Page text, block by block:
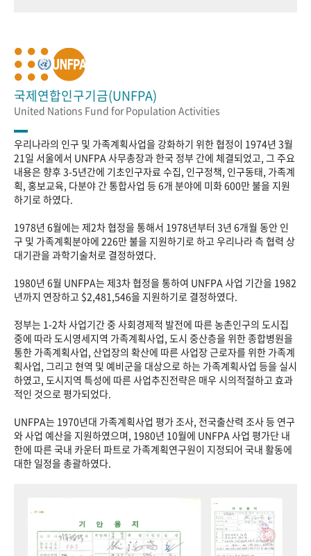
국제연합인구기금(UNFPA)
United Nations Fund for Population Activities
우리나라의 인구 및 가족계획사업을 강화하기 위한 협정이 1974년 3월
21일 서울에서 UNFPA 사무총장과 한국 정부 간에 체결되었고, 그 주요
내용은 향후 3-5년간에 기초인구자료 수집, 인구정책, 인구동태, 가족계
획, 홍보교육, 다분야 간 통합사업 등 6개 분야에 미화 600만 불을 지원
하기로 하였다.
1978년 6월에는 제2차 협정을 통해서 1978년부터 3년 6개월 동안 인
구 및 가족계획분야에 226만 불을 지원하기로 하고 우리나라 측 협력 상
대기관을 과학기술처로 결정하였다.
1980년 6월 UNFPA는 제3차 협정을 통하여 UNFPA 사업 기간을 1982
년까지 연장하고 $2,481,546을 지원하기로 결정하였다.
정부는 1-2차 사업기간 중 사회경제적 발전에 따른 농촌인구의 도시집
중에 따라 도시영세지역 가족계획사업, 도시 중산층을 위한 종합병원을
통한 가족계획사업, 산업장의 확산에 따른 사업장 근로자를 위한 가족계
획사업, 그리고 현역 및 예비군을 대상으로 하는 가족계획사업 등을 실시
하였고, 도시지역 특성에 따른 사업추진전략은 매우 시의적절하고 효과
적인 것으로 평가되었다.
UNFPA는 1970년대 가족계획사업 평가 조사, 전국출산력 조사 등 연구
와 사업 예산을 지원하였으며, 1980년 10월에 UNFPA 사업 평가단 내
한에 따른 국내 카운터 파트로 가족계획연구원이 지정되어 국내 활동에
대한 일정을 총괄하였다.